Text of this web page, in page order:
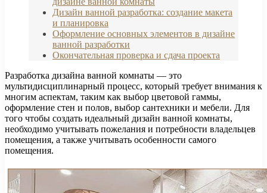
Дизайн ванной разработка: создание макета
и планировка
Оформление основных элементов в дизайне
ванной разработки
Окончательная проверка и сдача проекта
Разработка дизайна ванной комнаты — это
мультидисциплинарный процесс, который требует внимания к
многим аспектам, таким как выбор цветовой гаммы,
оформление стен и полов, выбор сантехники и мебели. Для
того чтобы создать идеальный дизайн ванной комнаты,
необходимо учитывать пожелания и потребности владельцев
помещения, а также учитывать особенности самого
помещения.